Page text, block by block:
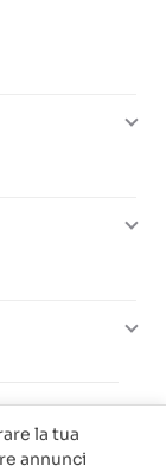
la tua
annunci